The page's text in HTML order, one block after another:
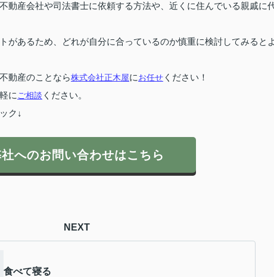
動産会社や司法書士に依頼する方法や、近くに住んでいる親戚に
があるため、どれが自分に合っているのか慎重に検討してみると
動産のことなら株式会社正木屋にお任せ ください！
に ご相談 ください。
ク↓
へのお問い合わせはこちら
NEXT
食べて寝る